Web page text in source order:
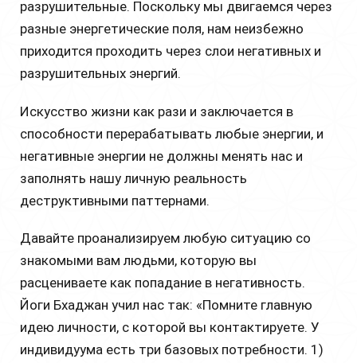
разрушительные. Поскольку мы двигаемся через
разные энергетические поля, нам неизбежно
приходится проходить через слои негативных и
разрушительных энергий.
Искусство жизни как рази и заключается в
способности перерабатывать любые энергии, и
негативные энергии не должны менять нас и
заполнять нашу личную реальность
деструктивными паттернами.
Давайте проанализируем любую ситуацию со
знакомыми вам людьми, которую вы
расцениваете как попадание в негативность.
Йоги Бхаджан учил нас так: «Помните главную
идею личности, с которой вы контактируете. У
индивидуума есть три базовых потребности. 1)